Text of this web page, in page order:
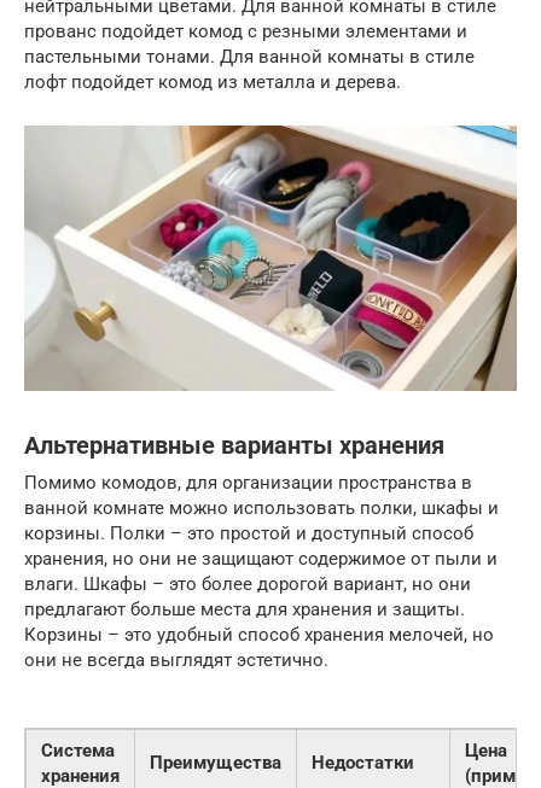
нейтральными цветами. Для ванной комнаты в стиле
прованс подойдет комод с резными элементами и
пастельными тонами. Для ванной комнаты в стиле
лофт подойдет комод из металла и дерева.
Альтернативные варианты хранения
Помимо комодов, для организации пространства в
ванной комнате можно использовать полки, шкафы и
корзины. Полки – это простой и доступный способ
хранения, но они не защищают содержимое от пыли и
влаги. Шкафы – это более дорогой вариант, но они
предлагают больше места для хранения и защиты.
Корзины – это удобный способ хранения мелочей, но
они не всегда выглядят эстетично.
Система
хранения
Преимущества Недостатки
Цена